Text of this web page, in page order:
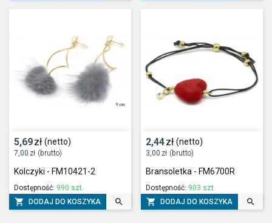
5,69zł (netto)
7,00 zł (brutto)
Kolczyki - FM10421-2
Dostępność: 990 szt.
 DODAJ DO KOSZYKA 
2,44zł (netto)
3,00 zł (brutto)
Bransoletka - FM6700R
Dostępność: 903 szt.
 DODAJ DO KOSZYKA 